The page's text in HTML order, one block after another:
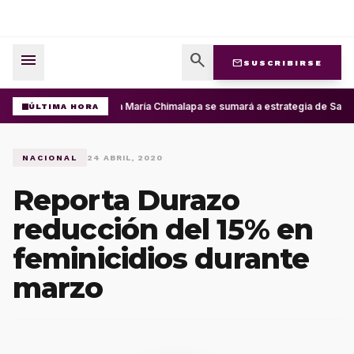
menu search mail SUSCRIBIRSE
ÚLTIMA HORASanta María Chimalapa se sumará a estrategia de
NACIONAL 24 ABRIL, 2020
Reporta Durazo
reducción del 15% en
feminicidios durante
marzo